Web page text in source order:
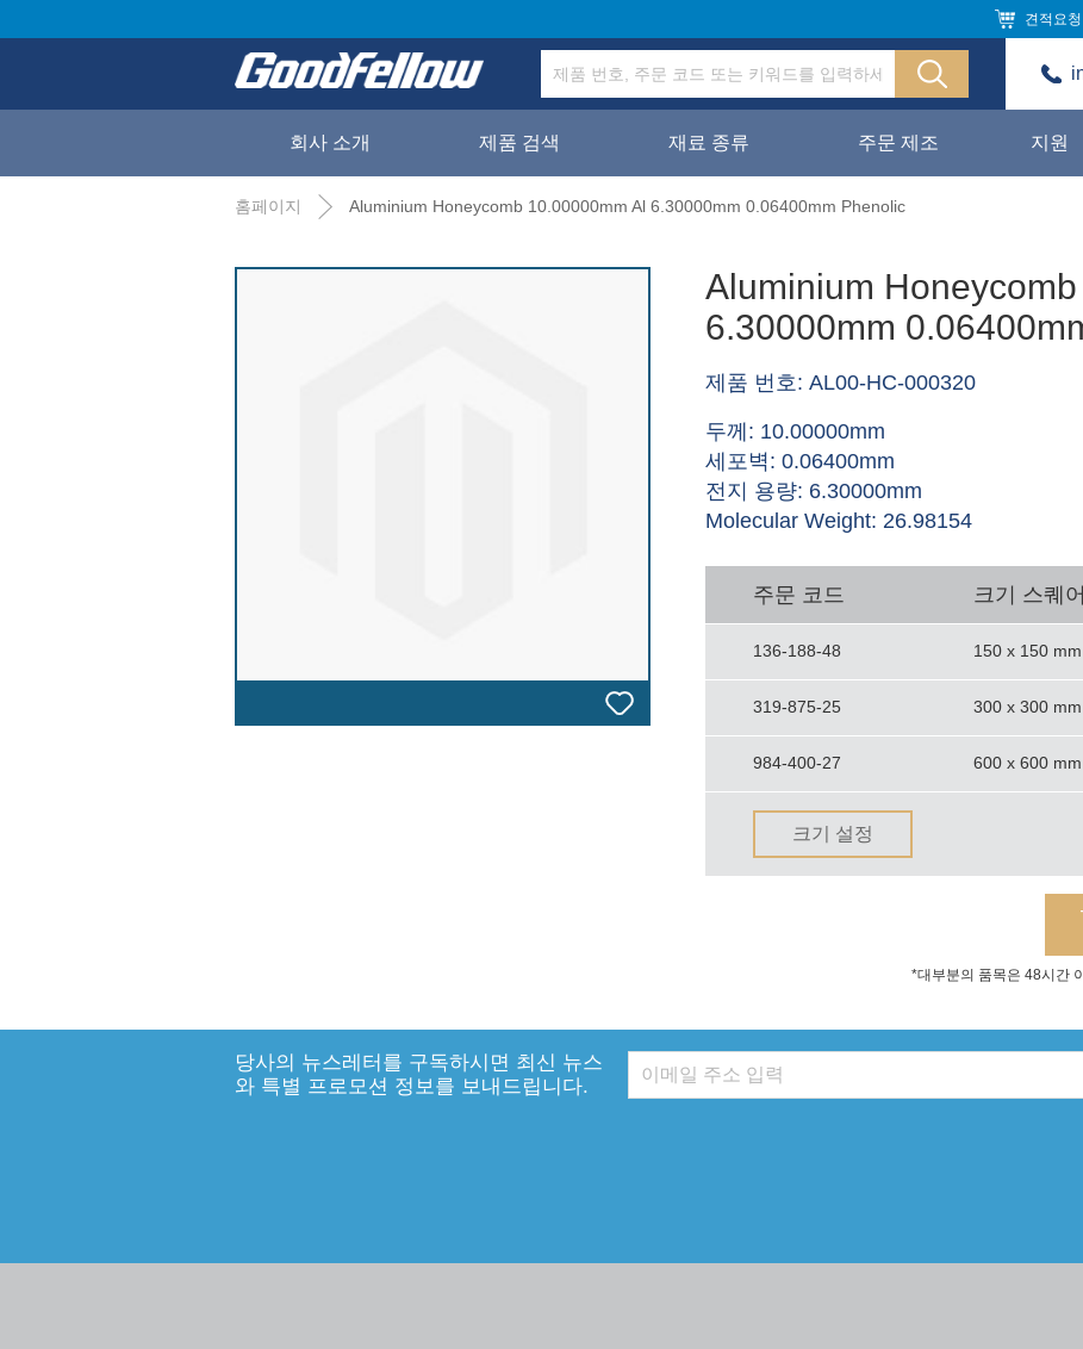
견적요청
회사 소개 제품 검색 재료 종류 주문 제조 지원
홈페이지 Aluminium Honeycomb 10.00000mm Al 6.30000mm 0.06400mm Phenolic
Aluminium
6.30000mm
제품 번호: AL00-HC-000320
두께: 10.00000mm
세포벽: 0.06400mm
전지 용량: 6.30000mm
Molecular Weight: 26.98154
주문 코드 크기 스퀘어
136-188-48 150 x 150 mm
319-875-25 300 x 300 mm
984-400-27 600 x 600 mm
크기 설정
*대부분의 품목은 48시간
당사의 뉴스레터를 구독하시면 최신 뉴스
와 특별 프로모션 정보를 보내드립니다.